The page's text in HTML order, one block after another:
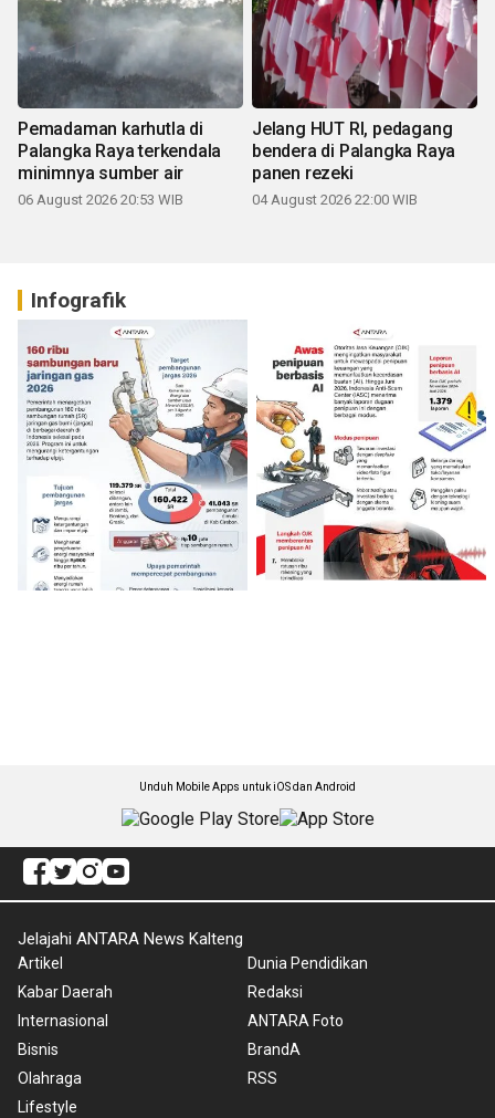
Pemadaman karhutla di
Palangka Raya terkendala
minimnya sumber air
06 August 2026 20:53 WIB
Jelang HUT RI, pedagang
bendera di Palangka Raya
panen rezeki
04 August 2026 22:00 WIB
Infografik
Unduh Mobile Apps untuk iOS dan Android
Jelajahi ANTARA News Kalteng
Artikel
Kabar Daerah
Internasional
Bisnis
Olahraga
Lifestyle
Dunia Pendidikan
Redaksi
ANTARA Foto
BrandA
RSS